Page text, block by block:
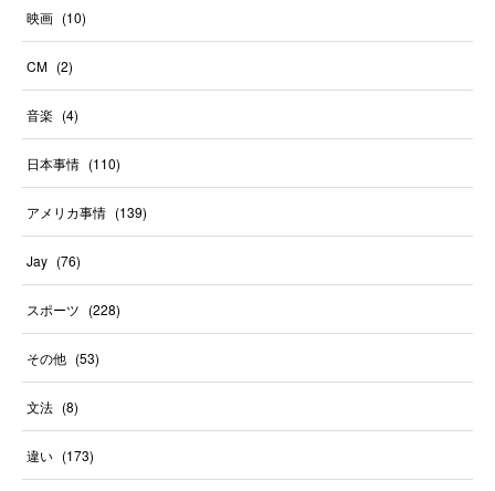
映画 (10)
CM (2)
音楽 (4)
日本事情 (110)
アメリカ事情 (139)
Jay (76)
スポーツ (228)
その他 (53)
文法 (8)
違い (173)